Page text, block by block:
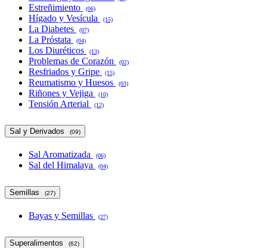
Estreñimiento (06)
Hígado y Vesícula (15)
La Diabetes (07)
La Próstata (04)
Los Diuréticos (13)
Problemas de Corazón (02)
Resfriados y Gripe (15)
Reumatismo y Huesos (03)
Riñones y Vejiga (10)
Tensión Arterial (12)
Sal y Derivados (09)
Sal Aromatizada (06)
Sal del Himalaya (04)
Semillas (27)
Bayas y Semillas (27)
Superalimentos (62)